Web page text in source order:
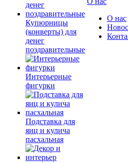
Купюрницы
(конверты) для
денег
поздравительные
Интерьерные
фигурки
Подставка для
яиц и кулича
пасхальная
О нас